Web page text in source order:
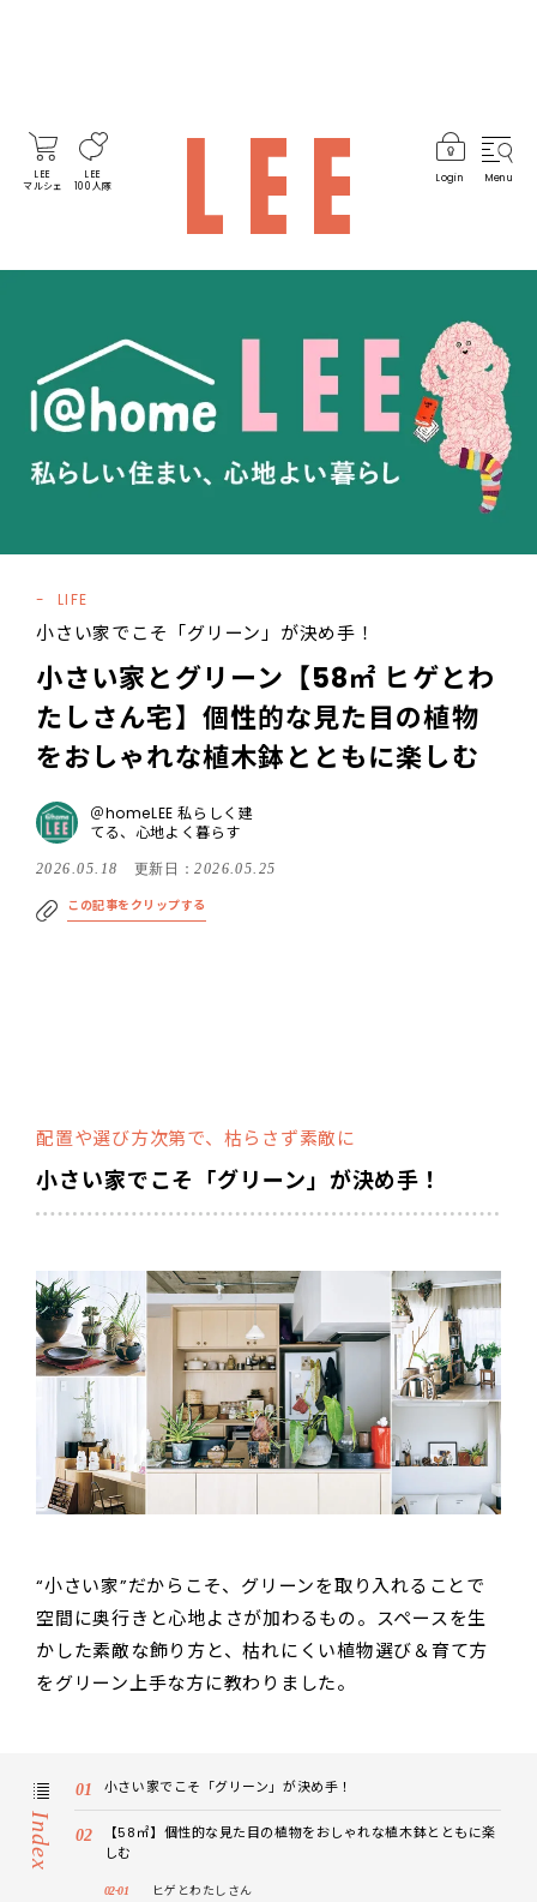
LEE
マルシェ
LEE
100人隊
Login Menu
LIFE
小さい家でこそ「グリーン」が決め手！
小さい家とグリーン【58㎡ ヒゲとわ
たしさん宅】個性的な見た目の植物
をおしゃれな植木鉢とともに楽しむ
＠homeLEE 私らしく建
てる、心地よく暮らす
2026.05.18 更新日：2026.05.25
この記事をクリップする
配置や選び方次第で、枯らさず素敵に
小さい家でこそ「グリーン」が決め手！
“小さい家”だからこそ、グリーンを取り入れることで
空間に奥行きと心地よさが加わるもの。スペースを生
かした素敵な飾り方と、枯れにくい植物選び＆育て方
をグリーン上手な方に教わりました。
Index
小さい家でこそ「グリーン」が決め手！
【58㎡】個性的な見た目の植物をおしゃれな植木鉢とともに楽
しむ
ヒゲとわたしさん